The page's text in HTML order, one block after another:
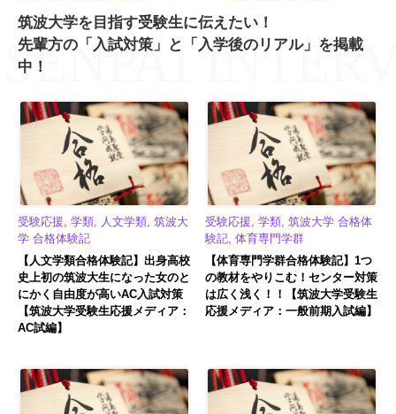
筑波大学を目指す受験生に伝えたい！
先輩方の「入試対策」と「入学後のリアル」を掲載
中！
受験応援, 学類, 人文学類, 筑波大
学 合格体験記
【人文学類合格体験記】出身高校
史上初の筑波大生になった女のと
にかく自由度が高いAC入試対策
【筑波大学受験生応援メディア：
AC試編】
受験応援, 学類, 筑波大学 合格体
験記, 体育専門学群
【体育専門学群合格体験記】1つ
の教材をやりこむ！センター対策
は広く浅く！！【筑波大学受験生
応援メディア：一般前期入試編】